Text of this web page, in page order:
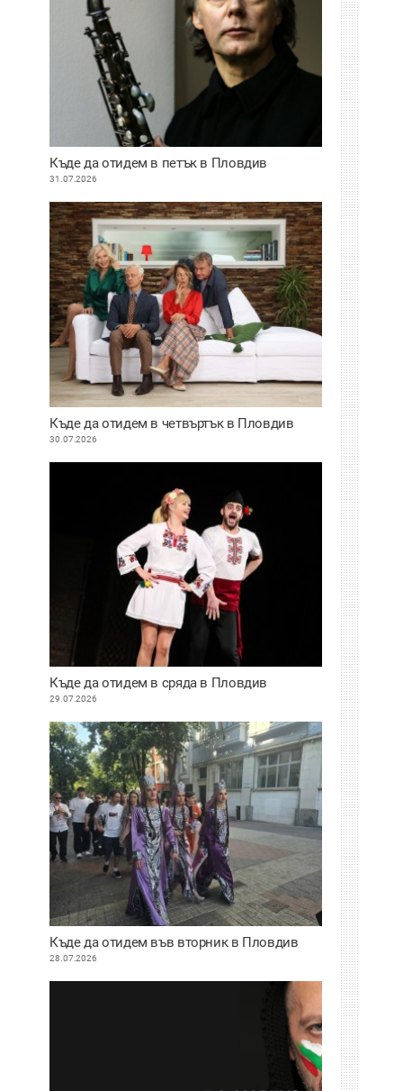
Къде да отидем в петък в Пловдив
31.07.2026
Къде да отидем в четвъртък в Пловдив
30.07.2026
Къде да отидем в сряда в Пловдив
29.07.2026
Къде да отидем във вторник в Пловдив
28.07.2026